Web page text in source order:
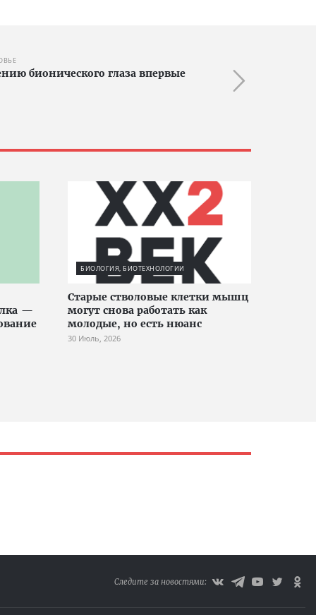
бионического глаза впервые
—
БИОЛОГИЯ, БИОТЕХНОЛОГИИ
Старые стволовые клетки мышц
могут снова работать как
молодые, но есть нюанс
30 Июль, 2026
Следите за новостями: